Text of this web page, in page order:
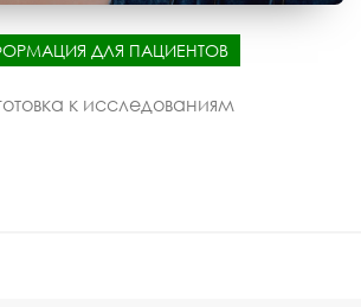
ДЛЯ ПАЦИЕНТОВ
к исследованиям